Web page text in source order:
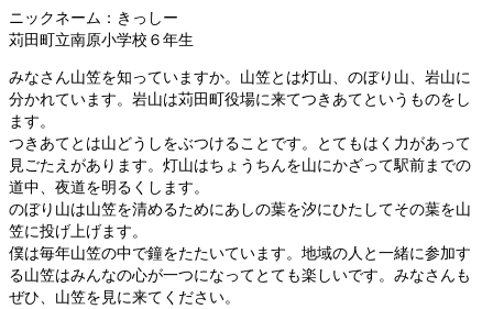
ニックネーム：きっしー
苅田町立南原小学校６年生
みなさん山笠を知っていますか。山笠とは灯山、のぼり山、岩山に
分かれています。岩山は苅田町役場に来てつきあてというものをし
ます。
つきあてとは山どうしをぶつけることです。とてもはく力があって
見ごたえがあります。灯山はちょうちんを山にかざって駅前までの
道中、夜道を明るくします。
のぼり山は山笠を清めるためにあしの葉を汐にひたしてその葉を山
笠に投げ上げます。
僕は毎年山笠の中で鐘をたたいています。地域の人と一緒に参加す
る山笠はみんなの心が一つになってとても楽しいです。みなさんも
ぜひ、山笠を見に来てください。